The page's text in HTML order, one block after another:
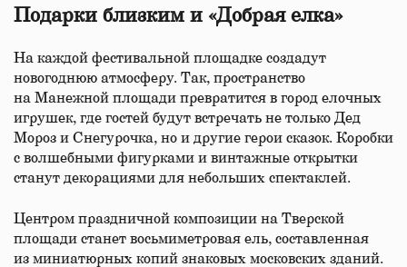
Подарки близким и «Добрая елка»
На каждой фестивальной площадке создадут
новогоднюю атмосферу. Так, пространство
на Манежной площади превратится в город елочных
игрушек, где гостей будут встречать не только Дед
Мороз и Снегурочка, но и другие герои сказок. Коробки
с волшебными фигурками и винтажные открытки
станут декорациями для небольших спектаклей.
Центром праздничной композиции на Тверской
площади станет восьмиметровая ель, составленная
из миниатюрных копий знаковых московских зданий.